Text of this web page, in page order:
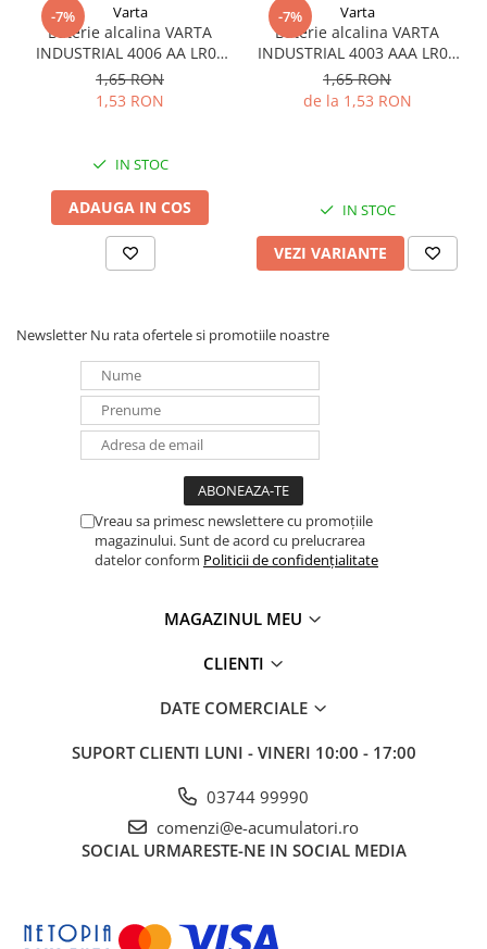
-7% Varta
Baterie alcalina VARTA
INDUSTRIAL 4006 AA LR06
1.5V bulk
1,65 RON
1,53 RON
IN STOC
ADAUGA IN COS
-7% Varta
Baterie alcalina VARTA
INDUSTRIAL 4003 AAA LR03
1.5V
1,65 RON
de la 1,53 RON
IN STOC
VEZI VARIANTE
Newsletter Nu rata ofertele si promotiile noastre
Vreau sa primesc newslettere cu promoțiile
magazinului. Sunt de acord cu prelucrarea
datelor conform Politicii de confidențialitate
MAGAZINUL MEU
CLIENTI
DATE COMERCIALE
SUPORT CLIENTI LUNI - VINERI 10:00 - 17:00
03744 99990
comenzi@e-acumulatori.ro
SOCIAL URMARESTE-NE IN SOCIAL MEDIA